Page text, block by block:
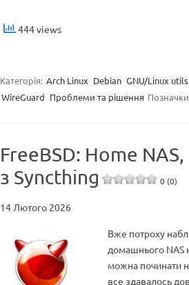
444 views
Категорія: Arch Linux Debian GNU/Linux utils
WireGuard Проблеми та рішення
FreeBSD: Home
з Syncthing
0 (0)
14 Лютого 2026
Вже потроху
домашнього NAS
можна починати
все здавалось